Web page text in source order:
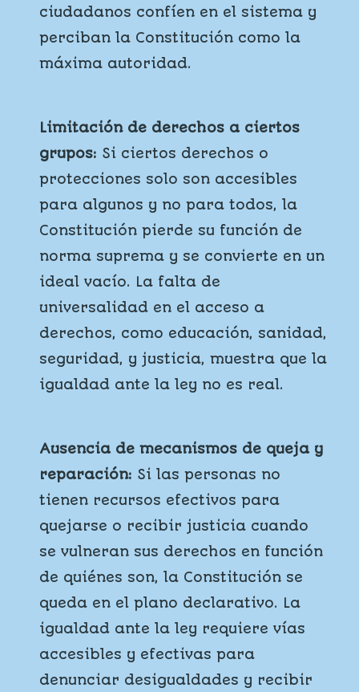
ciudadanos confíen en el sistema y
perciban la Constitución como la
máxima autoridad.
Limitación de derechos a ciertos
grupos: Si ciertos derechos o
protecciones solo son accesibles
para algunos y no para todos, la
Constitución pierde su función de
norma suprema y se convierte en un
ideal vacío. La falta de
universalidad en el acceso a
derechos, como educación, sanidad,
seguridad, y justicia, muestra que la
igualdad ante la ley no es real.
Ausencia de mecanismos de queja y
reparación: Si las personas no
tienen recursos efectivos para
quejarse o recibir justicia cuando
se vulneran sus derechos en función
de quiénes son, la Constitución se
queda en el plano declarativo. La
igualdad ante la ley requiere vías
accesibles y efectivas para
denunciar desigualdades y recibir